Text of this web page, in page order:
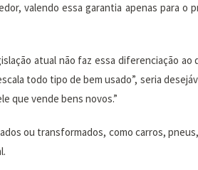
valendo essa garantia apenas para o
atual não faz essa diferenciação ao
todo tipo de bem usado”, seria
que vende bens novos.”
ou transformados, como carros,